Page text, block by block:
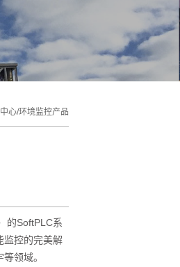
心/环境监控产品
的SoftPLC系
监控的完美解
领域。